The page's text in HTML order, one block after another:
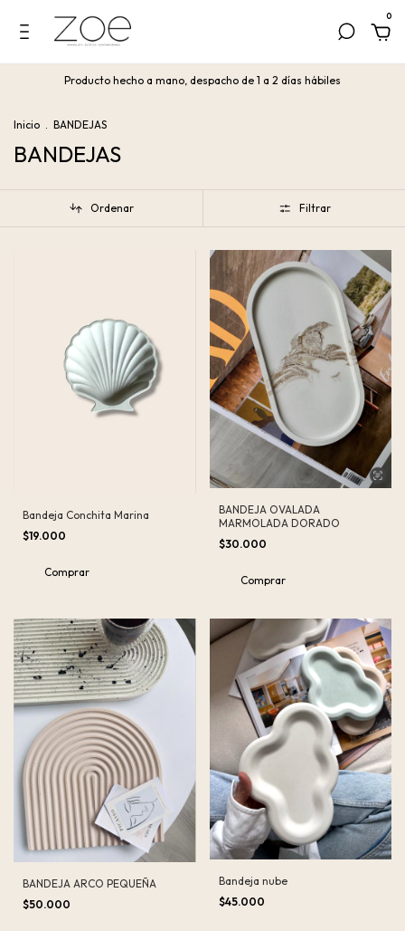
0
Producto hecho a mano, despacho de 1 a 2 días hábiles
Inicio . BANDEJAS
BANDEJAS
Ordenar Filtrar
Bandeja Conchita Marina
$19.000
Comprar
BANDEJA OVALADA
MARMOLADA DORADO
$30.000
Comprar
BANDEJA ARCO PEQUEÑA
$50.000
Bandeja nube
$45.000